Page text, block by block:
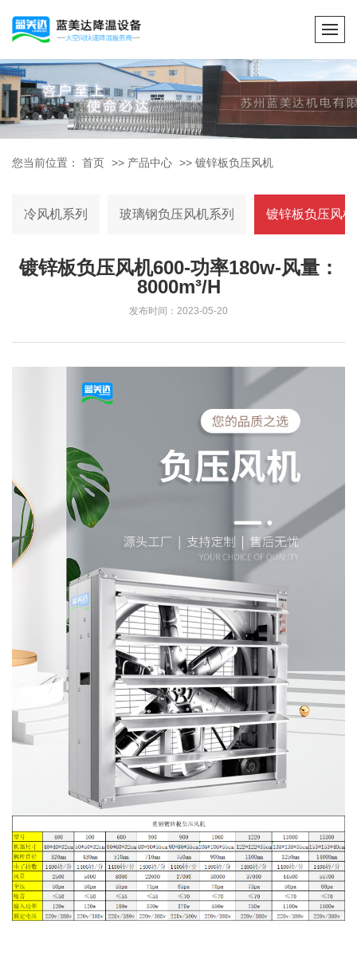
您当前位置： 首页 >> 产品中心 >> 镀锌板负压风机
冷风机系列 玻璃钢负压风机系列 镀锌板负压风机
镀锌板负压风机600-功率180w-风量：
8000m³/H
发布时间：2023-05-20